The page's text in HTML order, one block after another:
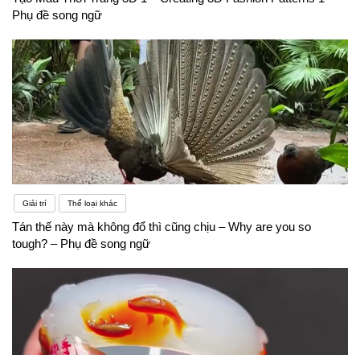
Phụ đề song ngữ
Giải trí Thể loại khác
Tán thế này mà không đổ thì cũng chịu – Why are you so
tough? – Phụ đề song ngữ